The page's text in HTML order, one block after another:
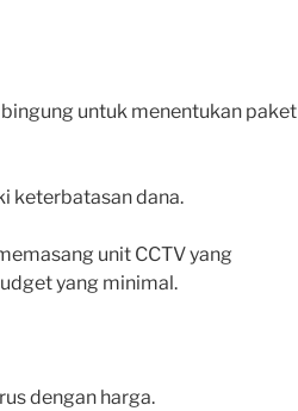
untuk menentukan paket
keterbatasan dana.
unit CCTV yang
yang minimal.
dengan harga.